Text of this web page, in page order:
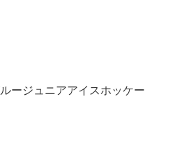
ージュニアアイスホッケー